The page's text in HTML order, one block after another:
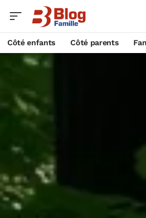
Côté enfants Côté parents